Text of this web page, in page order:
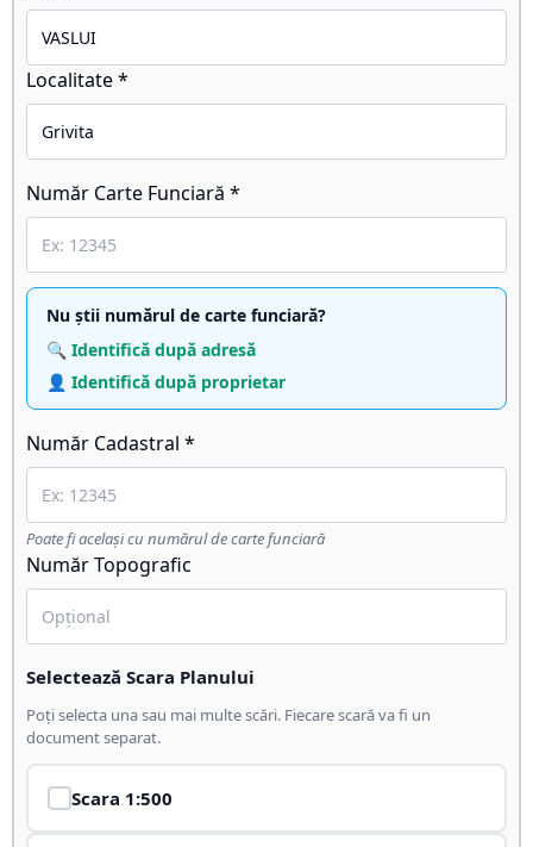
Localitate *
Număr Carte Funciară *
Nu știi numărul de carte funciară?
🔍 Identifică după adresă
👤 Identifică după proprietar
Număr Cadastral *
Poate fi același cu numărul de carte funciară
Număr Topografic
Selectează Scara Planului
Poți selecta una sau mai multe scări. Fiecare scară va fi un
document separat.
Scara 1:500